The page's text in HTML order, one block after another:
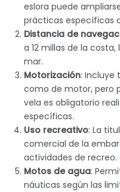
eslora puede
prácticas específicas
Distancia de
a 12 millas de la
mar.
Motorización: Incluye
como de motor, pero
vela es obligatorio
específicas.
Uso recreativo: La
comercial de la
actividades de recreo.
Motos de agua:
náuticas según las